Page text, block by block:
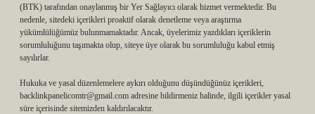
(BTK) tarafından onaylanmış bir Yer Sağlayıcı olarak hizmet vermektedir. Bu
nedenle, sitedeki içerikleri proaktif olarak denetleme veya araştırma
yükümlülüğümüz bulunmamaktadır. Ancak, üyelerimiz yazdıkları içeriklerin
sorumluluğunu taşımakta olup, siteye üye olarak bu sorumluluğu kabul etmiş
sayılırlar.
Hukuka ve yasal düzenlemelere aykırı olduğunu düşündüğünüz içerikleri,
backlinkpanelicomtr@gmail.com adresine bildirmeniz halinde, ilgili içerikler yasal
süre içerisinde sitemizden kaldırılacaktır.